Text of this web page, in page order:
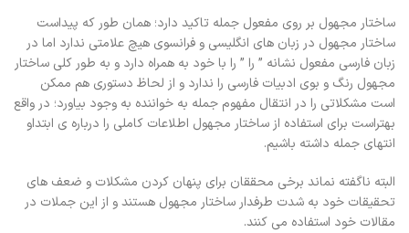
ساختار مجهول بر روی مفعول جمله تاکید دارد؛ همان طور که پیداست
ساختار مجهول در زبان های انگلیسی و فرانسوی هیچ علامتی ندارد اما در
زبان فارسی مفعول نشانه ” را ” را با خود به همراه دارد و به طور کلی ساختار
مجهول رنگ و بوی ادبیات فارسی را ندارد و از لحاظ دستوری هم ممکن
است مشکلاتی را در انتقال مفهوم جمله به خواننده به وجود بیاورد؛ در واقع
بهتراست برای استفاده از ساختار مجهول اطلاعات کاملی را درباره ی ابتداو
انتهای جمله داشته باشیم.
البته ناگفته نماند برخی محققان برای پنهان کردن مشکلات و ضعف های
تحقیقات خود به شدت طرفدار ساختار مجهول هستند و از این جملات در
مقالات خود استفاده می کنند.